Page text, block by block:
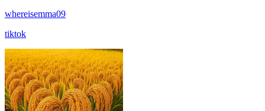
whereisemma09
tiktok